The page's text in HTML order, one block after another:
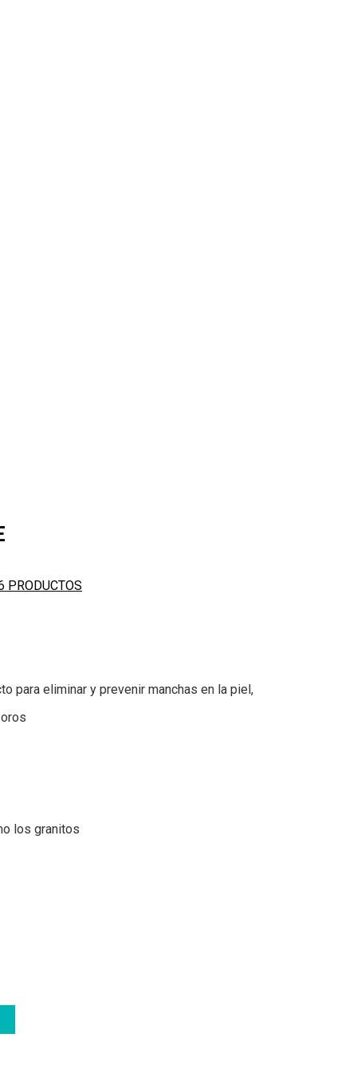
PRODUCTOS
para eliminar y prevenir manchas en la piel,
los granitos